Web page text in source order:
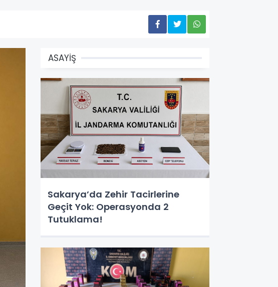
ASAYİŞ
Sakarya’da Zehir Tacirlerine
Geçit Yok: Operasyonda 2
Tutuklama!